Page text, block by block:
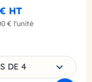
HT
€ l'unité
une déclinaison
DE 4